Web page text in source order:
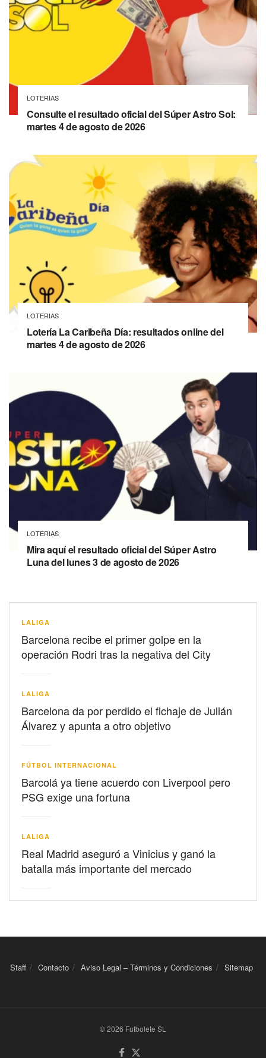
LOTERIAS
Consulte el resultado oficial del Súper Astro Sol:
martes 4 de agosto de 2026
LOTERIAS
Lotería La Caribeña Día: resultados online del
martes 4 de agosto de 2026
LOTERIAS
Mira aquí el resultado oficial del Súper Astro
Luna del lunes 3 de agosto de 2026
LALIGA
Barcelona recibe el primer golpe en la
operación Rodri tras la negativa del City
LALIGA
Barcelona da por perdido el fichaje de Julián
Álvarez y apunta a otro objetivo
FÚTBOL INTERNACIONAL
Barcolá ya tiene acuerdo con Liverpool pero
PSG exige una fortuna
LALIGA
Real Madrid aseguró a Vinicius y ganó la
batalla más importante del mercado
Staff Contacto Aviso Legal – Términos y Condiciones Sitemap
© 2026 Futbolete SL